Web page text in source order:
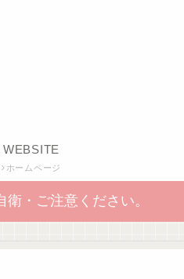
WEBSITE
ホームページ
・ご注意ください。